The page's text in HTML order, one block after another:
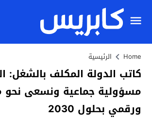
Home الرئيسية
كاتب الدولة المكلف بالشغل:
مسؤولية جماعية ونسعى نحو
ورقمي بحلول 2030